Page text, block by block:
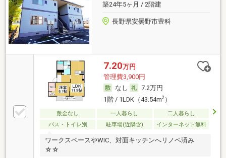
築24年5ヶ月 / 2階建
長野県安曇野市豊科
7.20万円
管理費3,900円
なし
7.2万円
1階 / 1LDK（43.54m2）
敷金なし 一人暮らし
二人暮らし
バス・トイレ別
駐車場(近隣含) インターネット無料
ワークスペースやWIC、対面キッチンへリノベ済み
☆☆